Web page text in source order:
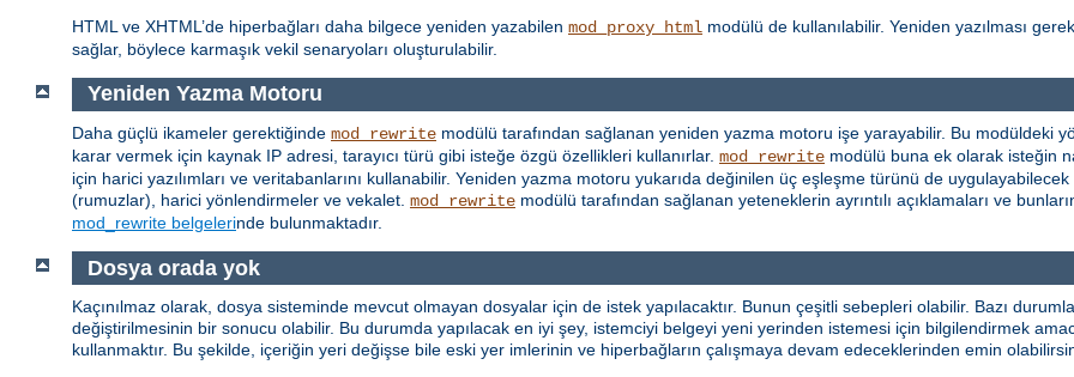
HTML ve XHTML’de hiperbağları daha bilgece yeniden yazabilen mod_proxy_html modülü de kullanılabilir. Yeniden yazılması
sağlar, böylece karmaşık vekil senaryoları oluşturulabilir.
Yeniden Yazma Motoru
Daha güçlü ikameler gerektiğinde mod_rewrite modülü tarafından sağlanan yeniden yazma motoru işe yarayabilir. Bu modüldeki
karar vermek için kaynak IP adresi, tarayıcı türü gibi isteğe özgü özellikleri kullanırlar. mod_rewrite modülü buna ek olarak isteğin
için harici yazılımları ve veritabanlarını kullanabilir. Yeniden yazma motoru yukarıda değinilen üç eşleşme türünü de
(rumuzlar), harici yönlendirmeler ve vekalet. mod_rewrite modülü tarafından sağlanan yeteneklerin ayrıntılı açıklamaları ve
mod_rewrite belgelerinde bulunmaktadır.
Dosya orada yok
Kaçınılmaz olarak, dosya sisteminde mevcut olmayan dosyalar için de istek yapılacaktır. Bunun çeşitli sebepleri olabilir. Bazı
değiştirilmesinin bir sonucu olabilir. Bu durumda yapılacak en iyi şey, istemciyi belgeyi yeni yerinden istemesi için bilgilendirmek
kullanmaktır. Bu şekilde, içeriğin yeri değişse bile eski yer imlerinin ve hiperbağların çalışmaya devam edeceklerinden emin